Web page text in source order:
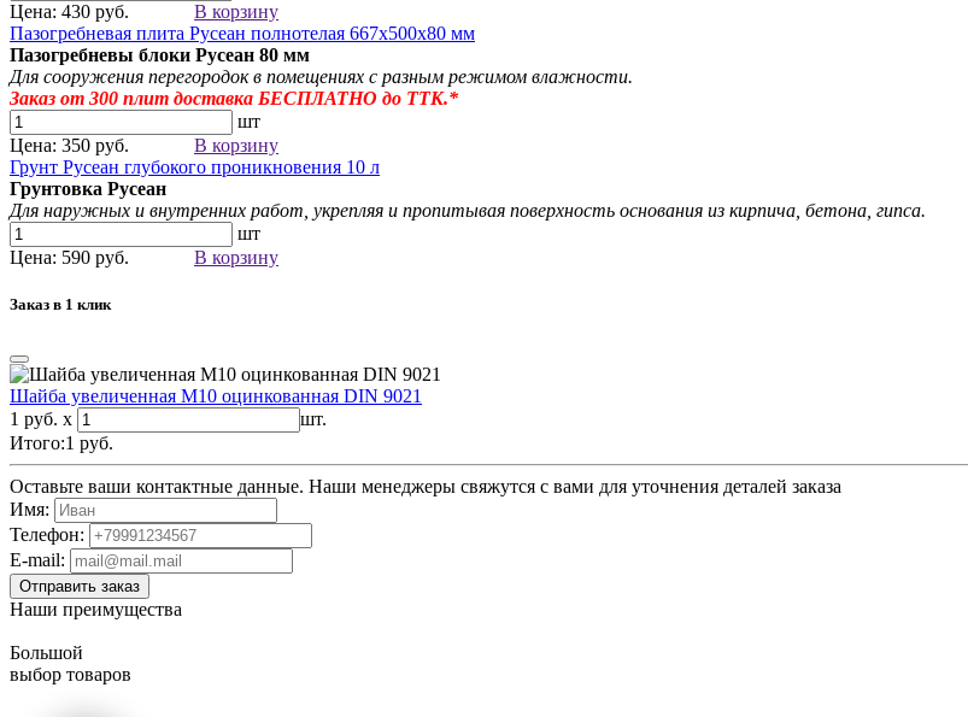
Цена: 430 руб.
В корзину
Пазогребневая плита Русеан полнотелая 667х500х80 мм
Пазогребневы блоки Русеан 80 мм
Для сооружения перегородок в помещениях с разным режимом влажности.
Заказ от 300 плит доставка БЕСПЛАТНО до ТТК.*
шт
Цена: 350 руб.
В корзину
Грунт Русеан глубокого проникновения 10 л
Грунтовка Русеан
Для наружных и внутренних работ, укрепляя и пропитывая поверхность основания из кирпича, бетона, гипса.
шт
Цена: 590 руб.
В корзину
Заказ в 1 клик
Шайба увеличенная М10 оцинкованная DIN 9021
1 руб. x
шт.
Итого:1 руб.
Оставьте ваши контактные данные. Наши менеджеры свяжутся с вами для уточнения деталей заказа
Имя:
Телефон:
E-mail:
Наши преимущества
Большой
выбор товаров